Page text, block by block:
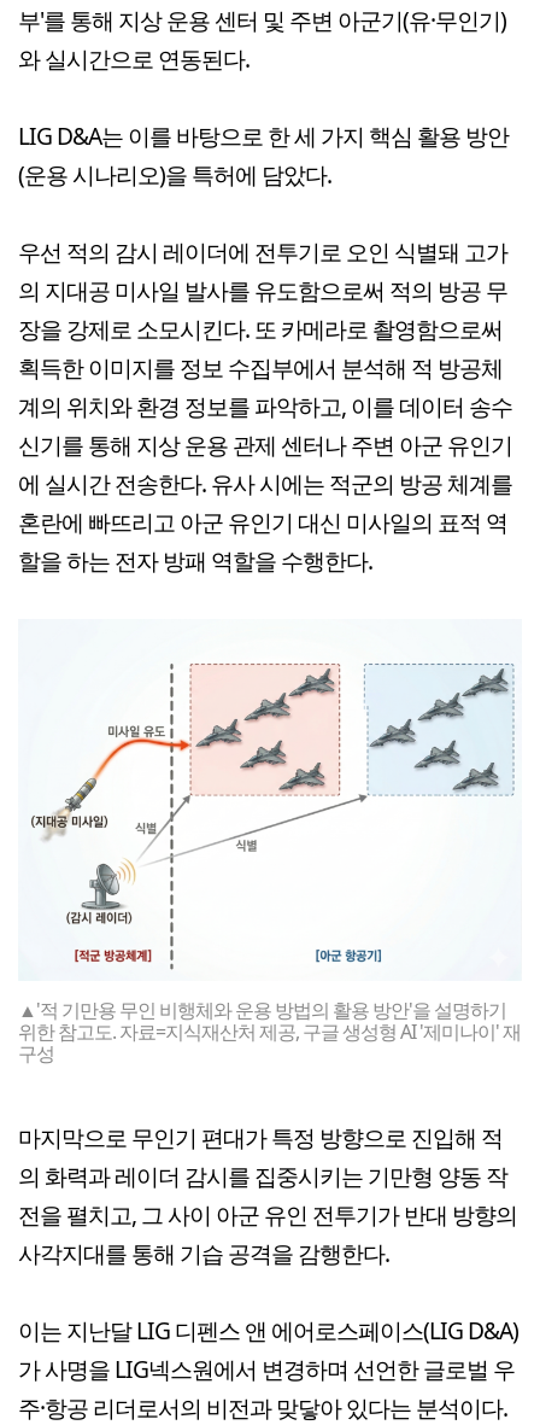
부'를 통해 지상 운용 센터 및 주변 아군기(유·무인기)
와 실시간으로 연동된다.
LIG D&A는 이를 바탕으로 한 세 가지 핵심 활용 방안
(운용 시나리오)을 특허에 담았다.
우선 적의 감시 레이더에 전투기로 오인 식별돼 고가
의 지대공 미사일 발사를 유도함으로써 적의 방공 무
장을 강제로 소모시킨다. 또 카메라로 촬영함으로써
획득한 이미지를 정보 수집부에서 분석해 적 방공체
계의 위치와 환경 정보를 파악하고, 이를 데이터 송수
신기를 통해 지상 운용 관제 센터나 주변 아군 유인기
에 실시간 전송한다. 유사 시에는 적군의 방공 체계를
혼란에 빠뜨리고 아군 유인기 대신 미사일의 표적 역
할을 하는 전자 방패 역할을 수행한다.
▲'적 기만용 무인 비행체와 운용 방법의 활용 방안'을 설명하기
위한 참고도. 자료=지식재산처 제공, 구글 생성형 AI '제미나이' 재
구성
마지막으로 무인기 편대가 특정 방향으로 진입해 적
의 화력과 레이더 감시를 집중시키는 기만형 양동 작
전을 펼치고, 그 사이 아군 유인 전투기가 반대 방향의
사각지대를 통해 기습 공격을 감행한다.
이는 지난달 LIG 디펜스 앤 에어로스페이스(LIG D&A)
가 사명을 LIG넥스원에서 변경하며 선언한 글로벌 우
주·항공 리더로서의 비전과 맞닿아 있다는 분석이다.